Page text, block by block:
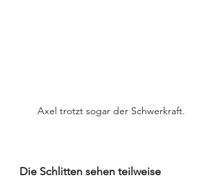
Axel trotzt sogar der Schwerkraft.
Die Schlitten sehen teilweise